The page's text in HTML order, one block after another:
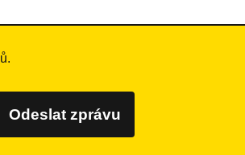
Odeslat zprávu